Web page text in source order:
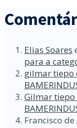
Elias Soares
para a
gilmar tiepo
Gilmar tiepo
Francisco de